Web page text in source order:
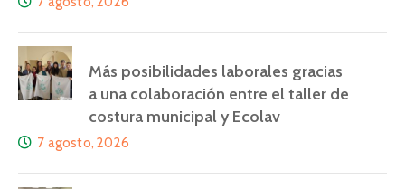
Más posibilidades laborales gracias
a una colaboración entre el taller de
costura municipal y Ecolav
7 agosto, 2026